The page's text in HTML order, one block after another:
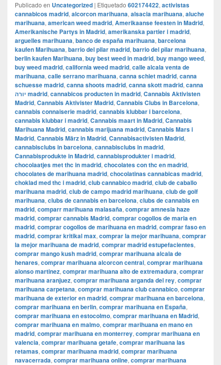
Publicado en Uncategorized | Etiquetado 602174422, activistas
cannabicos madrid, alcorcon marihuana, alsacia marihuana, aluche
marihuana, american weed madrid, Amerikaanse feesten in Madrid,
Amerikanische Partys in Madrid, amerikanska partier i madrid,
arguelles marihuana, banco de españa marihuana, barcelona
kaufen Marihuana, barrio del pilar madrid, barrio del pilar marihuana,
berlin kaufen Marihuana, buy best weed in madrid, buy mango weed,
buy weed madrid, california weed madrid, calle alcala venta de
marihuana, calle serrano marihuana, canna schiet madrid, canna
schuesse madrid, canna shoots madrid, canna skott madrid, canna
יורה madrid, cannabicos producten in madrid, Cannabis Aktivisten
Madrid, Cannabis Aktivister Madrid, Cannabis Clubs in Barcelona,
cannabis connaiserie madrid, cannabis klubbar i barcelona,
cannabis klubbar i madrid, Cannabis maart in Madrid, Cannabis
Marihuana Madrid, cannabis marijuana madrid, Cannabis Mars i
Madrid, Cannabis März in Madrid, Cannabisactivisten Madrid,
cannabisclubs in barcelona, cannabisclubs in madrid,
Cannabisprodukte in Madrid, cannabisprodukter i madrid,
chocolaatjes met thc in madrid, chocolates con thc en madrid,
chocolates de marihuana madrid, chocolatinas cannabicas madrid,
choklad med thc i madrid, club cannabico madrid, club de caballo
marihuana madrid, club de campo madrid marihuana, club de golf
marihuana, clubs de cannabis en barcelona, clubs de cannabis en
madrid, comparr marihuana malasaña, comprar amnesia haze
madrid, comprar cannabis Madrid, comprar cogollos de maria en
madrid, comprar cogollos de marihuana en madrid, comprar faso en
madrid, comprar kritikal max, comprar la mejor marihuana, comprar
la mejor marihuana de madrid, comprar madrid estupefacientes,
comprar mango kush madrid, comprar marihuana alcala de
henares, comprar marihuana alcorcon central, comprar marihuana
alonso martinez, comprar marihuana alto de extremadura, comprar
marihuana aranjuez, comprar marihuana arganda del rey, comprar
marihuana carpetana, comprar marihuana club cannabico, comprar
marihuana de exterior en madrid, comprar marihuana en barcelona,
comprar marihuana en berlin, comprar marihuana en España,
comprar marihuana en estocolmo, comprar marihuana en Madrid,
comprar marihuana en malmo, comprar marihuana en mano en
madrid, comprar marihuana en monterrey, comprar marihuana en
valencia, comprar marihuana getafe, comprar marihuana las
retamas, comprar marihuana madrid, comprar marihuana
navacerrada, comprar marihuana online, comprar marihuana